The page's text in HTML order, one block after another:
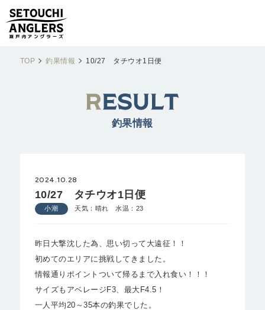
TOP 釣果情報 10/27 タチウオ1日便
釣果情報
2024.10.28
10/27 タチウオ1日便
小潮 天気：晴れ 水温：23
昨日大撃沈した為、思い切って大遠征！！
初めてのエリアに挑戦してきました。
情報通りポイントついて帰るまで入れ食い！！！
サイズもアベレージF3、最大F4.5！
一人平均20～35本の釣果でした。